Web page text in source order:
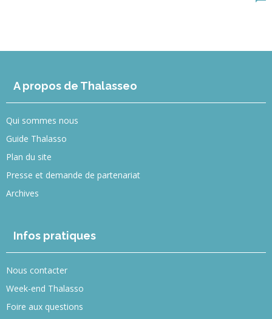
A propos de Thalasseo
Qui sommes nous
Guide Thalasso
Plan du site
Presse et demande de partenariat
Archives
Infos pratiques
Nous contacter
Week-end Thalasso
Foire aux questions